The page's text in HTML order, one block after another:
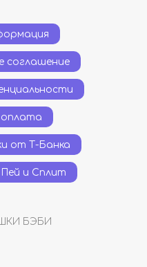
соглашение
от Т-Банка
Пей и Сплит
БЭБИ